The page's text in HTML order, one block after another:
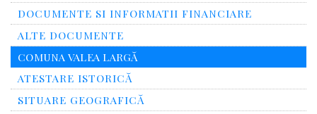
DOCUMENTE SI INFORMATII FINANCIARE
ALTE DOCUMENTE
COMUNA VALEA LARGĂ
ATESTARE ISTORICĂ
SITUARE GEOGRAFICĂ